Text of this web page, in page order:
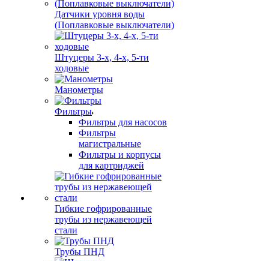
Датчики уровня воды
(Поплавковые выключатели)
Штуцеры 3-х, 4-х, 5-ти
ходовые
Манометры
Фильтры
Фильтры для насосов
Фильтры
магистральные
Фильтры и корпусы
для картриджей
Гибкие гофрированные
трубы из нержавеющей
стали
Трубы ПНД